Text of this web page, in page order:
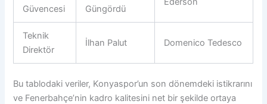
Güvencesi
Güngördü
Teknik
Direktör
İlhan Palut Domenico Tedesco
Bu tablodaki veriler, Konyaspor’un son dönemdeki istikrarını
ve Fenerbahçe’nin kadro kalitesini net bir şekilde ortaya